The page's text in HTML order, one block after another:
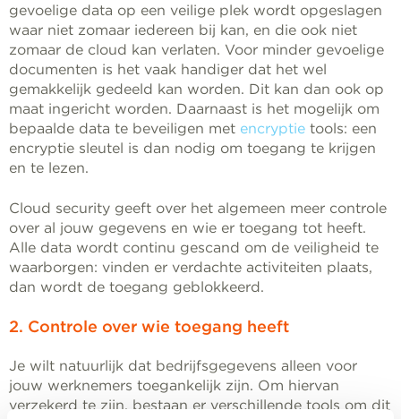
gevoelige data op een veilige plek wordt opgeslagen
waar niet zomaar iedereen bij kan, en die ook niet
zomaar de cloud kan verlaten. Voor minder gevoelige
documenten is het vaak handiger dat het wel
gemakkelijk gedeeld kan worden. Dit kan dan ook op
maat ingericht worden. Daarnaast is het mogelijk om
bepaalde data te beveiligen met encryptie tools: een
encryptie sleutel is dan nodig om toegang te krijgen
en te lezen.
Cloud security geeft over het algemeen meer controle
over al jouw gegevens en wie er toegang tot heeft.
Alle data wordt continu gescand om de veiligheid te
waarborgen: vinden er verdachte activiteiten plaats,
dan wordt de toegang geblokkeerd.
2. Controle over wie toegang heeft
Je wilt natuurlijk dat bedrijfsgegevens alleen voor
jouw werknemers toegankelijk zijn. Om hiervan
verzekerd te zijn, bestaan er verschillende tools om dit